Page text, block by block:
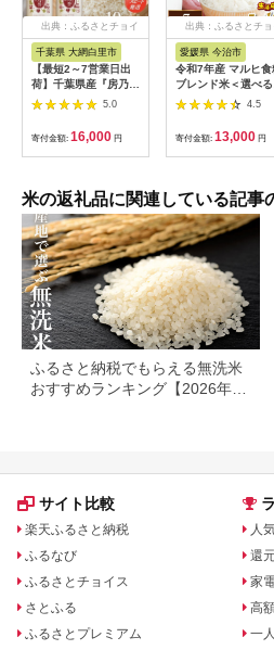
出典：ふるさとチョイ
ス
千葉県 大網白里市
【最短2～7営業日出
荷】千葉県産『房乃
誉』精米 10kg(5kg×2
袋) 【 ふるさと納税
人気 おすすめ ランキ
ング ブレンド米 精米
白米 コシヒカリ 訳あ
市 送料無料 】 E029
5.0
寄付金額: 16,000 円
出典：ふるさとチョ
愛媛県 今治市
令和7年産 マルヒ食
ブレンド米＜選べる
量 5kg・10kg＞
から14営業日以内で
順次発送】コメ おこ
め 米 白米 数量限定
産 精米 まるひ 国産
家庭用 ふるさと納
米 5キロ 10キロ 今
今治市
4.5
寄付金額: 13,000 円
米の返礼品に関連している記事
ふるさと納税でもらえる無洗米
おすすめランキング【2026年最
サイト比較
楽天ふるさと納税
ふるなび
ふるさとチョイス
さとふる
ふるさとプレミアム
人
還
家
高
一